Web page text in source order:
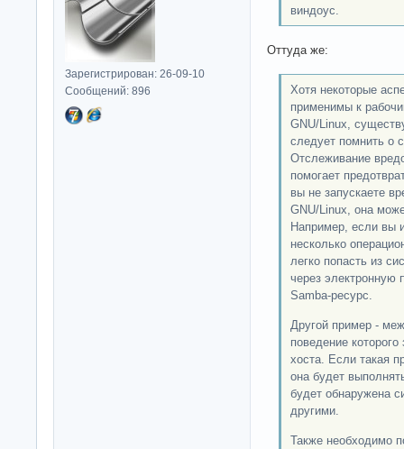
Зарегистрирован: 26-09-10
Сообщений: 896
виндоус.
Оттуда же:
Хотя некоторые
применимы к
GNU/Linux,
следует помнить о
Отслеживание
помогает
вы не запускаете
GNU/Linux, она
Например, если вы
несколько
легко попасть из
через электронную
Samba-ресурс.
Другой пример -
поведение
хоста. Если такая
она будет
будет обнаружена
другими.
Также необходимо